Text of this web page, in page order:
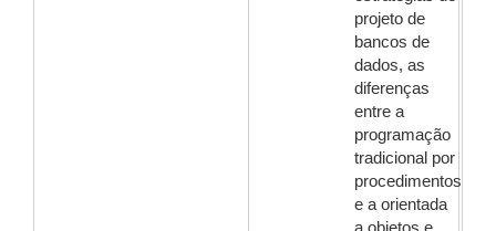
projeto de
bancos de
dados, as
diferenças
entre a
programação
tradicional por
procedimentos
e a orientada